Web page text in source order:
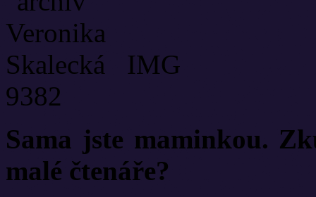
Sama jste maminkou.
malé čtenáře?